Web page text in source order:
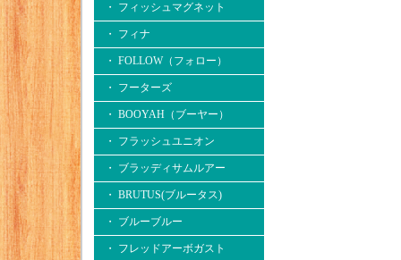
・ フィッシュマグネット
・ フィナ
・ FOLLOW（フォロー）
・ フーターズ
・ BOOYAH（ブーヤー）
・ フラッシュユニオン
・ ブラッディサムルアー
・ BRUTUS(ブルータス)
・ ブルーブルー
・ フレッドアーボガスト